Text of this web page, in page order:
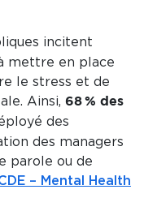
incitent
mettre en place
le stress et de
Ainsi, 68 % des
des
des managers
parole ou de
– Mental Health